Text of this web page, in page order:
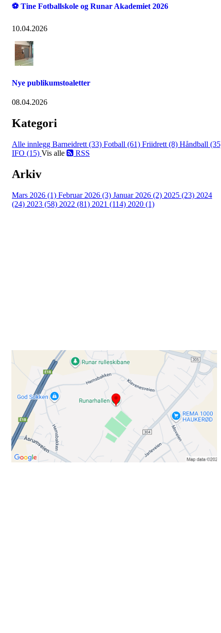
⚽ Tine Fotballskole og Runar Akademiet 2026
10.04.2026
Nye publikumstoaletter
08.04.2026
Kategori
Alle innlegg Barneidrett (33) Fotball (61) Friidrett (8) Håndball
IFO (15) Vis alle RSS
Arkiv
Mars 2026 (1) Februar 2026 (3) Januar 2026 (2) 2025 (23) 2024
(24) 2023 (58) 2022 (81) 2021 (114) 2020 (1)